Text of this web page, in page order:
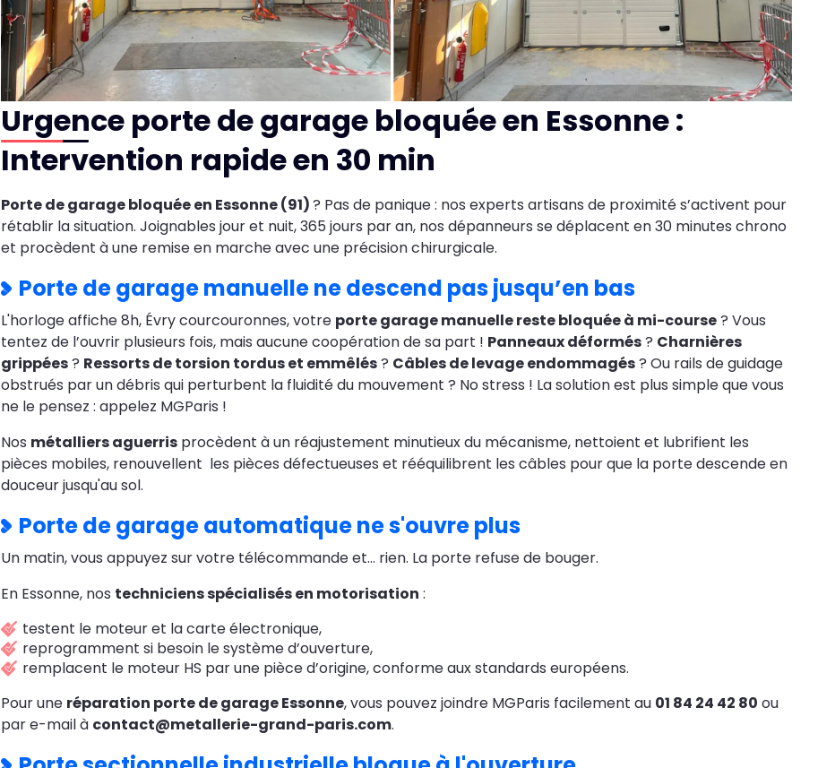
Urgence porte de garage bloquée en Essonne :
Intervention rapide en 30 min
Porte de garage bloquée en Essonne (91)? Pas de panique : nos experts artisans de proximité s’activent pour
rétablir la situation. Joignables jour et nuit, 365 jours par an, nos dépanneurs se déplacent en 30 minutes chrono
et procèdent à une remise en marche avec une précision chirurgicale.
Porte de garage manuelle ne descend pas jusqu’en bas
L'horloge affiche 8h, Évry courcouronnes, votre porte garage manuelle reste bloquée à mi-course? Vous
tentez de l’ouvrir plusieurs fois, mais aucune coopération de sa part ! Panneaux déformés? Charnières
grippées? Ressorts de torsion tordus et emmêlés? Câbles de levage endommagés? Ou rails de guidage
obstrués par un débris qui perturbent la fluidité du mouvement ? No stress ! La solution est plus simple que vous
ne le pensez : appelez MGParis !
Nos métalliers aguerris procèdent à un réajustement minutieux du mécanisme, nettoient et lubrifient les
pièces mobiles, renouvellent les pièces défectueuses et rééquilibrent les câbles pour que la porte descende en
douceur jusqu'au sol.
Porte de garage automatique ne s'ouvre plus
Un matin, vous appuyez sur votre télécommande et… rien. La porte refuse de bouger.
En Essonne, nos techniciens spécialisés en motorisation :
testent le moteur et la carte électronique,
reprogramment si besoin le système d’ouverture,
remplacent le moteur HS par une pièce d’origine, conforme aux standards européens.
Pour une réparation porte de garage Essonne, vous pouvez joindre MGParis facilement au 01 84 24 42 80 ou
par e-mail à contact@metallerie-grand-paris.com.